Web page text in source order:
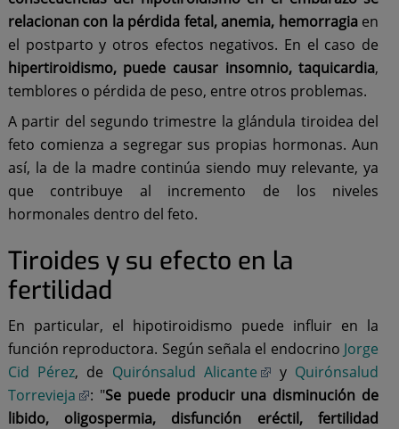
relacionan con la pérdida fetal, anemia, hemorragia en
el postparto y otros efectos negativos. En el caso de
hipertiroidismo, puede causar insomnio, taquicardia,
temblores o pérdida de peso, entre otros problemas.
A partir del segundo trimestre la glándula tiroidea del
feto comienza a segregar sus propias hormonas. Aun
así, la de la madre continúa siendo muy relevante, ya
que contribuye al incremento de los niveles
hormonales dentro del feto.
Tiroides y su efecto en la
fertilidad
En particular, el hipotiroidismo puede influir en la
función reproductora. Según señala el endocrino Jorge
Cid Pérez, de Quirónsalud Alicante y Quirónsalud
Torrevieja
: "Se puede producir una disminución de
libido, oligospermia, disfunción eréctil, fertilidad